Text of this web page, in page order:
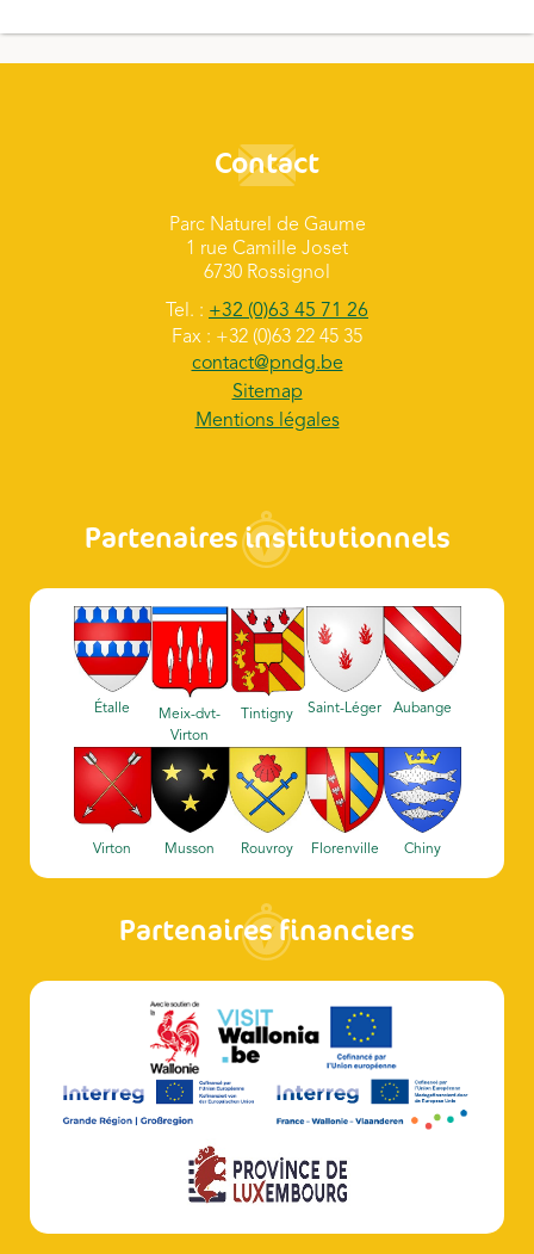
Contact
Parc Naturel de Gaume
1 rue Camille Joset
6730 Rossignol
Tel. : +32 (0)63 45 71 26
Fax : +32 (0)63 22 45 35
contact@pndg.be
Sitemap
Mentions légales
Partenaires institutionnels
Étalle
Meix-dvt-
Virton
Tintigny Saint-Léger Aubange
Virton Musson Rouvroy Florenville Chiny
Partenaires financiers